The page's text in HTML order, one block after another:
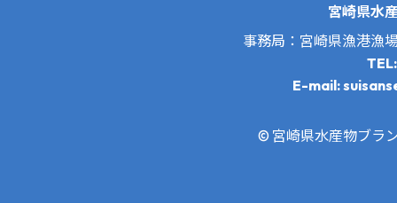
宮崎県水
事務局：宮崎県漁港漁
E-mail:
© 宮崎県水産物ブラ